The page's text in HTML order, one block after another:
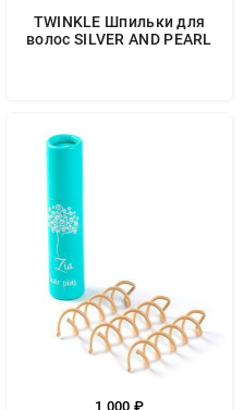
TWINKLE Шпильки для
волос SILVER AND PEARL
1 000 ₽